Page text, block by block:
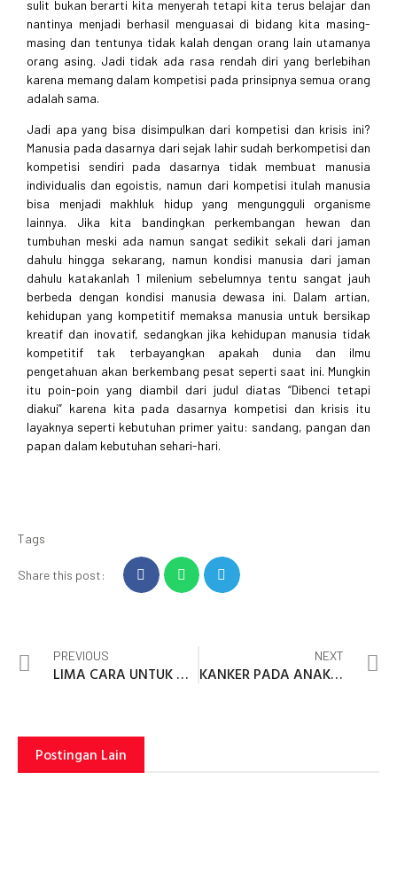
sulit bukan berarti kita menyerah tetapi kita terus belajar dan
nantinya menjadi berhasil menguasai di bidang kita masing-
masing dan tentunya tidak kalah dengan orang lain utamanya
orang asing. Jadi tidak ada rasa rendah diri yang berlebihan
karena memang dalam kompetisi pada prinsipnya semua orang
adalah sama.
Jadi apa yang bisa disimpulkan dari kompetisi dan krisis ini?
Manusia pada dasarnya dari sejak lahir sudah berkompetisi dan
kompetisi sendiri pada dasarnya tidak membuat manusia
individualis dan egoistis, namun dari kompetisi itulah manusia
bisa menjadi makhluk hidup yang mengungguli organisme
lainnya. Jika kita bandingkan perkembangan hewan dan
tumbuhan meski ada namun sangat sedikit sekali dari jaman
dahulu hingga sekarang, namun kondisi manusia dari jaman
dahulu katakanlah 1 milenium sebelumnya tentu sangat jauh
berbeda dengan kondisi manusia dewasa ini. Dalam artian,
kehidupan yang kompetitif memaksa manusia untuk bersikap
kreatif dan inovatif, sedangkan jika kehidupan manusia tidak
kompetitif tak terbayangkan apakah dunia dan ilmu
pengetahuan akan berkembang pesat seperti saat ini. Mungkin
itu poin-poin yang diambil dari judul diatas “Dibenci tetapi
diakui” karena kita pada dasarnya kompetisi dan krisis itu
layaknya seperti kebutuhan primer yaitu: sandang, pangan dan
papan dalam kebutuhan sehari-hari.
Tags
Share this post:
PREVIOUS
LIMA CARA UNTUK MENUMBUHKAN DAN MENINGKATKAN KETERAMPILAN MENGANTRE PADA ANAK USIA DINI
NEXT
KANKER PADA ANAK DALAM PERSPEKTIF KELUARGA
Postingan Lain